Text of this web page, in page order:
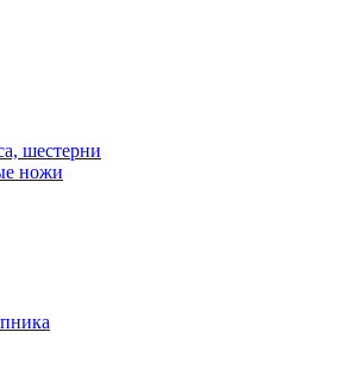
шестерни
ножи